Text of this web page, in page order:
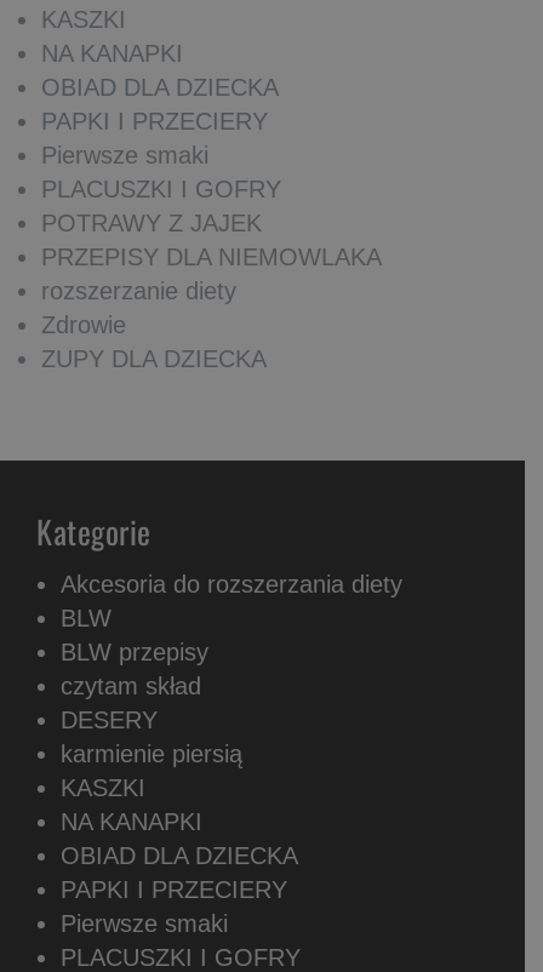
KASZKI
NA KANAPKI
OBIAD DLA DZIECKA
PAPKI I PRZECIERY
Pierwsze smaki
PLACUSZKI I GOFRY
POTRAWY Z JAJEK
PRZEPISY DLA NIEMOWLAKA
rozszerzanie diety
Zdrowie
ZUPY DLA DZIECKA
Kategorie
Akcesoria do rozszerzania diety
BLW
BLW przepisy
czytam skład
DESERY
karmienie piersią
KASZKI
NA KANAPKI
OBIAD DLA DZIECKA
PAPKI I PRZECIERY
Pierwsze smaki
PLACUSZKI I GOFRY